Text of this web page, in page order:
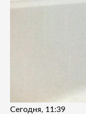
Сегодня, 11:39